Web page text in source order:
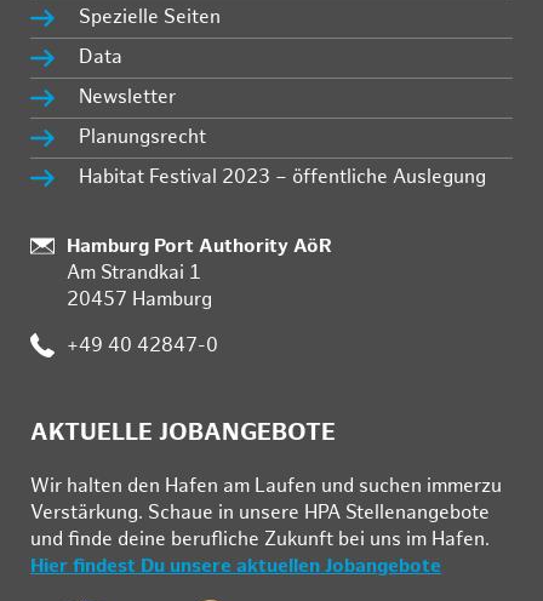
Spezielle Seiten
Data
Newsletter
Planungsrecht
Habitat Festival 2023 – öffentliche Auslegung
Standort:
Hamburg Port Authority AöR
Am Strandkai 1
20457 Hamburg
Telefon:
+49 40 42847-0
AKTUELLE JOBANGEBOTE
Wir hal­ten den Ha­fen am Lau­fen und su­chen im­mer­zu
Ver­stär­kung. Schau­e in un­se­re HPA Stel­len­an­ge­bo­te
und fin­de deine be­ruf­li­che Zu­kunft bei uns im Ha­fen.
Hier findest Du unsere aktuellen Jobangebote